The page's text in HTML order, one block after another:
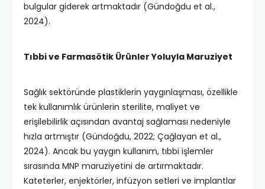
bulgular giderek artmaktadır (Gündoğdu et al.,
2024).
Tıbbi ve Farmasötik Ürünler Yoluyla Maruziyet
Sağlık sektöründe plastiklerin yaygınlaşması, özellikle
tek kullanımlık ürünlerin sterilite, maliyet ve
erişilebilirlik açısından avantaj sağlaması nedeniyle
hızla artmıştır (Gündoğdu, 2022; Çağlayan et al.,
2024). Ancak bu yaygın kullanım, tıbbi işlemler
sırasında MNP maruziyetini de artırmaktadır.
Kateterler, enjektörler, infüzyon setleri ve implantlar